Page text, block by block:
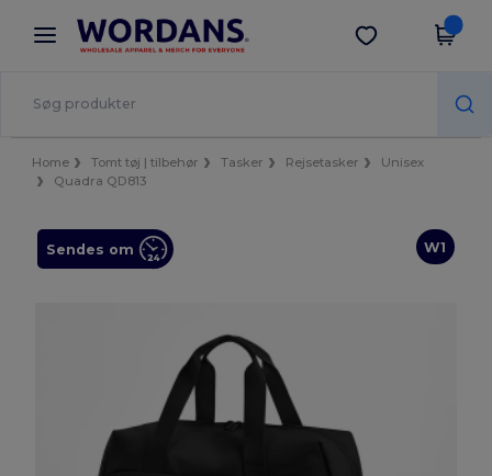
× Wordans-app
Bedre priser i appen!
Hent app
Home Tomt tøj | tilbehør Tasker Rejsetasker
Unisex
Quadra QD813
W1
Sendes om